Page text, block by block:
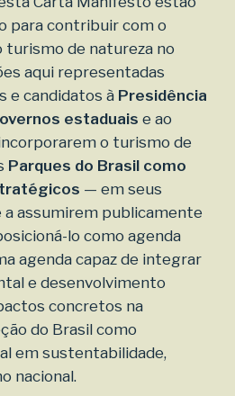
para contribuir com o
de natureza no
aqui representadas
e candidatos à Presidência
estaduais e ao
o turismo de
Parques do Brasil como
— em seus
a assumirem publicamente
lo como agenda
agenda capaz de integrar
e desenvolvimento
concretos na
do Brasil como
em sustentabilidade,
nacional.